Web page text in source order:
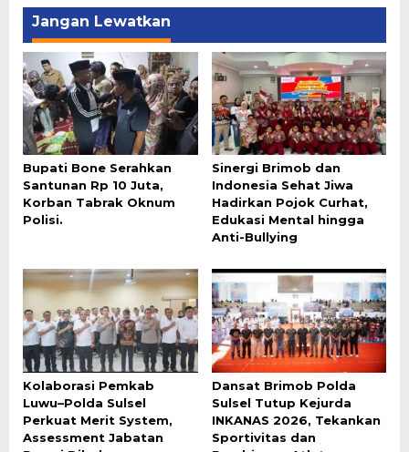
Jangan Lewatkan
Bupati Bone Serahkan
Santunan Rp 10 Juta,
Korban Tabrak Oknum
Polisi.
Sinergi Brimob dan
Indonesia Sehat Jiwa
Hadirkan Pojok Curhat,
Edukasi Mental hingga
Anti-Bullying
Kolaborasi Pemkab
Luwu–Polda Sulsel
Perkuat Merit System,
Assessment Jabatan
Dansat Brimob Polda
Sulsel Tutup Kejurda
INKANAS 2026, Tekankan
Sportivitas dan